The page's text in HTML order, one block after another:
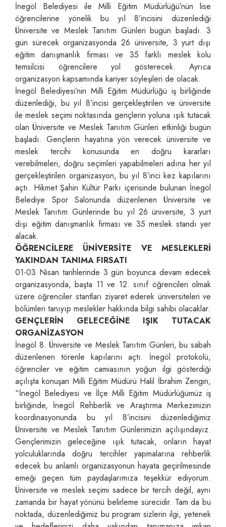
İnegöl Belediyesi ile Milli Eğitim Müdürlüğü’nün lise
öğrencilerine yönelik bu yıl 8’incisini düzenlediği
Üniversite ve Meslek Tanıtım Günleri bugün başladı. 3
gün sürecek organizasyonda 26 üniversite, 3 yurt dışı
eğitim danışmanlık firması ve 35 farklı meslek kolu
temsilcisi öğrencilere yol gösterecek. Ayrıca
organizasyon kapsamında kariyer söyleşileri de olacak.
İnegöl Belediyesi’nin Milli Eğitim Müdürlüğü iş birliğinde
düzenlediği, bu yıl 8’incisi gerçekleştirilen ve üniversite
ile meslek seçimi noktasında gençlerin yoluna ışık tutacak
olan Üniversite ve Meslek Tanıtım Günleri etkinliği bugün
başladı. Gençlerin hayatına yön verecek üniversite ve
meslek tercihi konusunda en doğru kararları
verebilmeleri, doğru seçimleri yapabilmeleri adına her yıl
gerçekleştirilen organizasyon, bu yıl 8’inci kez kapılarını
açtı. Hikmet Şahin Kültür Parkı içerisinde bulunan İnegöl
Belediye Spor Salonunda düzenlenen Üniversite ve
Meslek Tanıtım Günlerinde bu yıl 26 üniversite, 3 yurt
dışı eğitim danışmanlık firması ve 35 meslek standı yer
alacak.
ÖĞRENCİLERE ÜNİVERSİTE VE MESLEKLERİ
YAKINDAN TANIMA FIRSATI
01-03 Nisan tarihlerinde 3 gün boyunca devam edecek
organizasyonda, başta 11 ve 12. sınıf öğrencileri olmak
üzere öğrenciler stantları ziyaret ederek üniversiteleri ve
bölümleri tanıyıp meslekler hakkında bilgi sahibi olacaklar.
GENÇLERİN GELECEĞİNE IŞIK TUTACAK
ORGANİZASYON
İnegöl 8. Üniversite ve Meslek Tanıtım Günleri, bu sabah
düzenlenen törenle kapılarını açtı. İnegöl protokolü,
öğrenciler ve eğitim camiasının yoğun ilgi gösterdiği
açılışta konuşan Milli Eğitim Müdürü Halil İbrahim Zengin,
“İnegöl Belediyesi ve İlçe Milli Eğitim Müdürlüğümüz iş
birliğinde, İnegöl Rehberlik ve Araştırma Merkezimizin
koordinasyonunda bu yıl 8’incisini düzenlediğimiz
Üniversite ve Meslek Tanıtım Günlerimizin açılışındayız.
Gençlerimizin geleceğine ışık tutacak, onların hayat
yolculuklarında doğru tercihler yapmalarına rehberlik
edecek bu anlamlı organizasyonun hayata geçirilmesinde
emeği geçen tüm paydaşlarımıza teşekkür ediyorum.
Üniversite ve meslek seçimi sadece bir tercih değil, aynı
zamanda bir hayat yönünü belirleme sürecidir. Tam da bu
noktada, düzenlediğimiz bu program sizlerin ilgi, yetenek